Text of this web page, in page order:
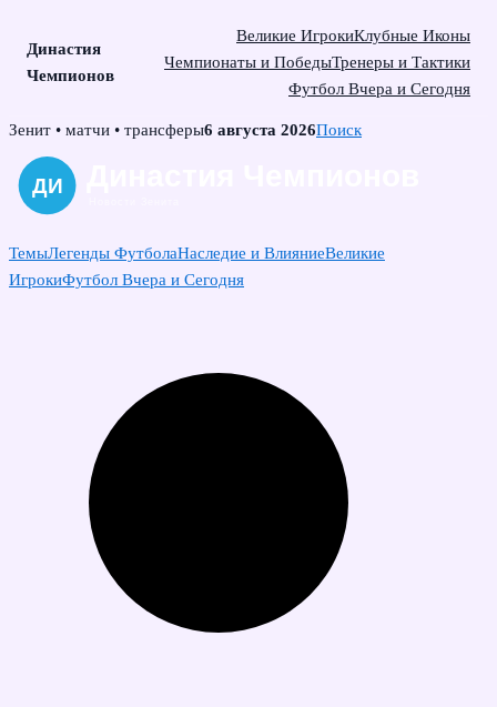
Династия
Чемпионов
Великие ИгрокиКлубные Иконы
Чемпионаты и ПобедыТренеры и Тактики
Футбол Вчера и Сегодня
Skip
content
Зенит • матчи • трансферы6 августа 2026Поиск
ТемыЛегенды ФутболаНаследие и ВлияниеВеликие
ИгрокиФутбол Вчера и Сегодня